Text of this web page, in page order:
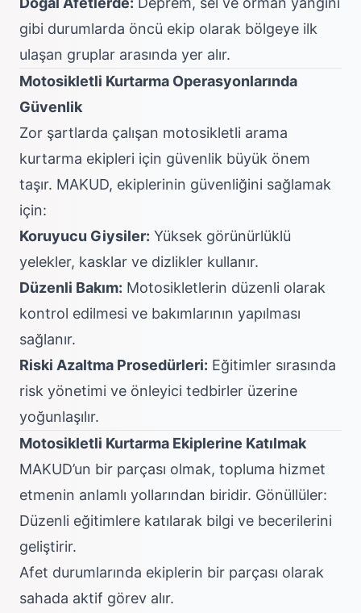
gibi durumlarda öncü ekip olarak bölgeye ilk
ulaşan gruplar arasında yer alır.
Motosikletli Kurtarma Operasyonlarında
Güvenlik
Zor şartlarda çalışan motosikletli arama
kurtarma ekipleri için güvenlik büyük önem
taşır. MAKUD, ekiplerinin güvenliğini sağlamak
için:
Koruyucu Giysiler: Yüksek görünürlüklü
yelekler, kasklar ve dizlikler kullanır.
Düzenli Bakım: Motosikletlerin düzenli olarak
kontrol edilmesi ve bakımlarının yapılması
sağlanır.
Riski Azaltma Prosedürleri: Eğitimler sırasında
risk yönetimi ve önleyici tedbirler üzerine
yoğunlaşılır.
Motosikletli Kurtarma Ekiplerine Katılmak
MAKUD’un bir parçası olmak, topluma hizmet
etmenin anlamlı yollarından biridir. Gönüllüler:
Düzenli eğitimlere katılarak bilgi ve becerilerini
geliştirir.
Afet durumlarında ekiplerin bir parçası olarak
sahada aktif görev alır.